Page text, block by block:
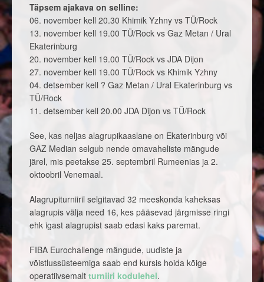
Täpsem ajakava on selline:
06. november kell 20.30 Khimik Yzhny vs TÜ/Rock
13. november kell 19.00 TÜ/Rock vs Gaz Metan / Ural
Ekaterinburg
20. november kell 19.00 TÜ/Rock vs JDA Dijon
27. november kell 19.00 TÜ/Rock vs Khimik Yzhny
04. detsember kell ? Gaz Metan / Ural Ekaterinburg vs
TÜ/Rock
11. detsember kell 20.00 JDA Dijon vs TÜ/Rock
See, kas neljas alagrupikaaslane on Ekaterinburg või
GAZ Median selgub nende omavaheliste mängude
järel, mis peetakse 25. septembril Rumeenias ja 2.
oktoobril Venemaal.
Alagrupiturniiril selgitavad 32 meeskonda kaheksas
alagrupis välja need 16, kes pääsevad järgmisse ringi
ehk igast alagrupist saab edasi kaks paremat.
FIBA Eurochallenge mängude, uudiste ja
võistlussüsteemiga saab end kursis hoida kõige
operatiivsemalt turniiri kodulehel.